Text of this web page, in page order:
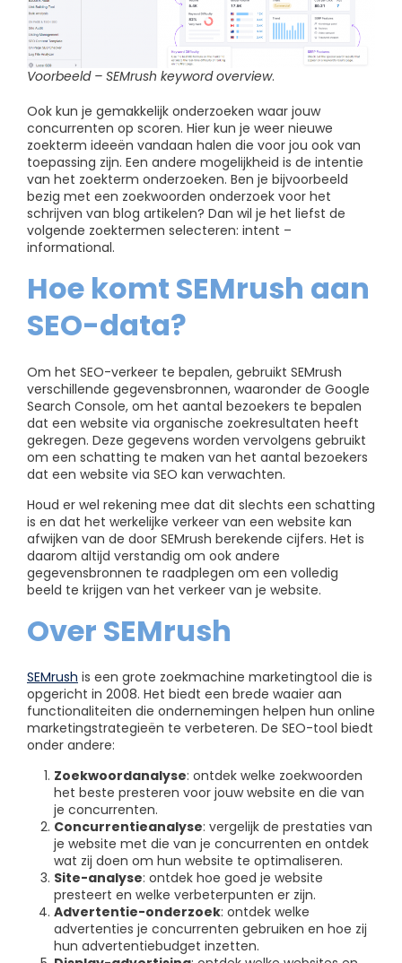
Voorbeeld – SEMrush keyword overview.
Ook kun je gemakkelijk onderzoeken waar jouw
concurrenten op scoren. Hier kun je weer nieuwe
zoekterm ideeën vandaan halen die voor jou ook van
toepassing zijn. Een andere mogelijkheid is de intentie
van het zoekterm onderzoeken. Ben je bijvoorbeeld
bezig met een zoekwoorden onderzoek voor het
schrijven van blog artikelen? Dan wil je het liefst de
volgende zoektermen selecteren: intent –
informational.
Hoe komt SEMrush aan
SEO-data?
Om het SEO-verkeer te bepalen, gebruikt SEMrush
verschillende gegevensbronnen, waaronder de Google
Search Console, om het aantal bezoekers te bepalen
dat een website via organische zoekresultaten heeft
gekregen. Deze gegevens worden vervolgens gebruikt
om een schatting te maken van het aantal bezoekers
dat een website via SEO kan verwachten.
Houd er wel rekening mee dat dit slechts een schatting
is en dat het werkelijke verkeer van een website kan
afwijken van de door SEMrush berekende cijfers. Het is
daarom altijd verstandig om ook andere
gegevensbronnen te raadplegen om een volledig
beeld te krijgen van het verkeer van je website.
Over SEMrush
SEMrush is een grote zoekmachine marketingtool die is
opgericht in 2008. Het biedt een brede waaier aan
functionaliteiten die ondernemingen helpen hun online
marketingstrategieën te verbeteren. De SEO-tool biedt
onder andere:
Zoekwoordanalyse: ontdek welke zoekwoorden
het beste presteren voor jouw website en die van
je concurrenten.
Concurrentieanalyse: vergelijk de prestaties van
je website met die van je concurrenten en ontdek
wat zij doen om hun website te optimaliseren.
Site-analyse: ontdek hoe goed je website
presteert en welke verbeterpunten er zijn.
Advertentie-onderzoek: ontdek welke
advertenties je concurrenten gebruiken en hoe zij
hun advertentiebudget inzetten.